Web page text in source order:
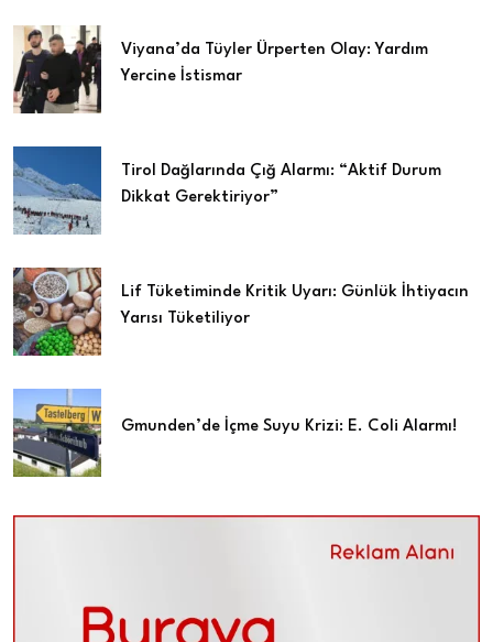
Viyana’da Tüyler Ürperten Olay: Yardım
Yercine İstismar
Tirol Dağlarında Çığ Alarmı: “Aktif Durum
Dikkat Gerektiriyor”
Lif Tüketiminde Kritik Uyarı: Günlük İhtiyacın
Yarısı Tüketiliyor
Gmunden’de İçme Suyu Krizi: E. Coli Alarmı!